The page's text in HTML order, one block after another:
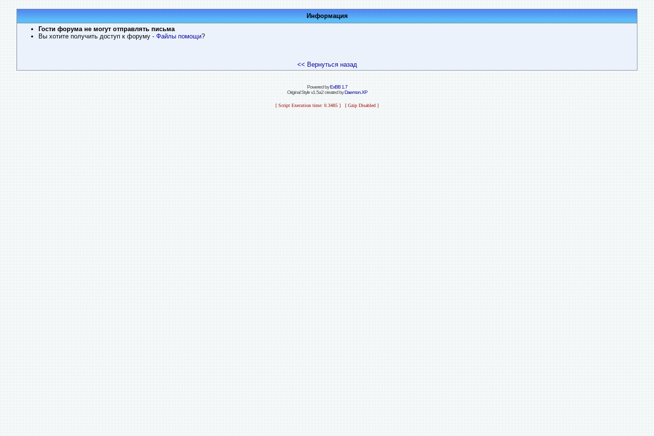
Информация
Гости форума не могут отправлять письма
Вы хотите получить доступ к форуму - Файлы помощи?
<< Вернуться назад
Powered byExBB 1.7
Original Style v1.5a2 created byDaemon.XP
[ Script Execution time: 0.3485 ] [ Gzip Disabled ]